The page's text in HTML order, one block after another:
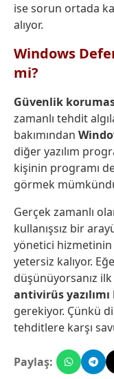
ise sorun ortada
alıyor.
Windows
mi?
Güvenlik
zamanlı tehdit
bakımından
diğer yazılım
kişinin programı
görmek
Gerçek zamanlı
kullanışsız bir
yönetici hizmetinin
yetersiz kalıyor.
düşünüyorsanız
antivirüs yazılımı
gerekiyor. Çünkü
tehditlere karşı
Paylaş: